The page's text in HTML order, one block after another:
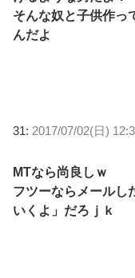
そんな奴と子供作っ
んだよ
31: 2017/07/02(日)
MTなら尚良しｗ
フツーならメールし
いくよ」だろｊｋ